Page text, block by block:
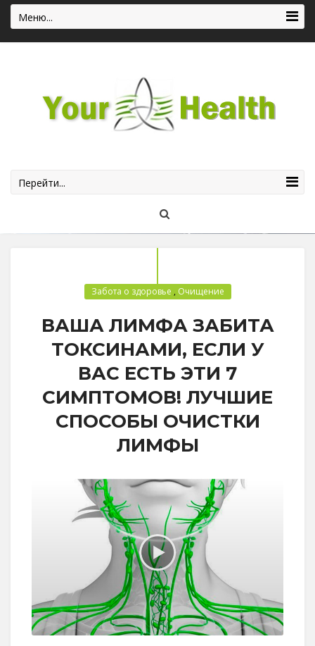
Меню...
Перейти...
Забота о здоровье , Очищение
ВАША ЛИМФА ЗАБИТА
ТОКСИНАМИ, ЕСЛИ У
ВАС ЕСТЬ ЭТИ 7
СИМПТОМОВ! ЛУЧШИЕ
СПОСОБЫ ОЧИСТКИ
ЛИМФЫ